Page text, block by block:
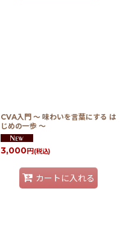
CVA入門 〜 味わいを言葉にする は
じめの一歩 〜
3,000円(税込)
カートに入れる